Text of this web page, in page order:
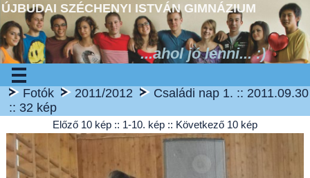
ÚJBUDAI SZÉCHENYI ISTVÁN GIMNÁZIUM
...ahol jó lenni... :)
Fotók 2011/2012
Családi nap 1. :: 2011.09.30
:: 32 kép
Előző 10 kép:: 1-10. kép :: Következő 10 kép